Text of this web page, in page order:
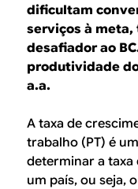
dificultam
serviços à
desafiador ao
produtividade
a.a.
A taxa de
trabalho (PT) é
determinar a
um país, ou seja,